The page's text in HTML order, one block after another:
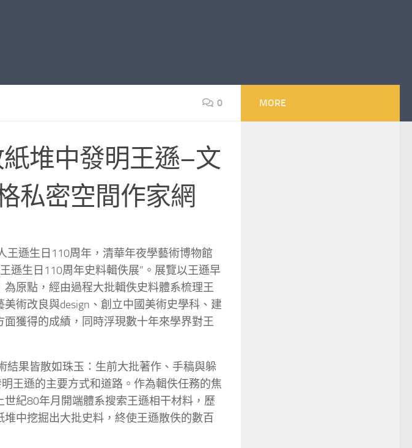
0
堆中發明王遜–文
私密空間作家網
王遜生日110周年，清華年夜學藝術博物館
生日110周年史料輯佚展”。展覽以王遜早
原點，經由過程大批輯佚史料體系梳理王
術改良與design、創立中國美術史學科、建
獲得的成績，同時浮現數十年來學界對王
結果皆散如珠玉：生前大批著作、手稿與躲
王遜的主要方式和道路。作為輯佚任務的焦
紀80年月開端體系搜索王遜相干材料，歷
中挖掘出大批史料，終使王遜散佚的數百
MORE